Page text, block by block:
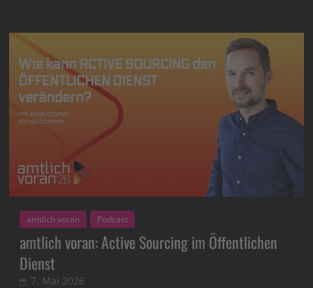
amtlich voran Podcast
amtlich voran: Active Sourcing im Öffentlichen
Dienst
7. Mai 2026